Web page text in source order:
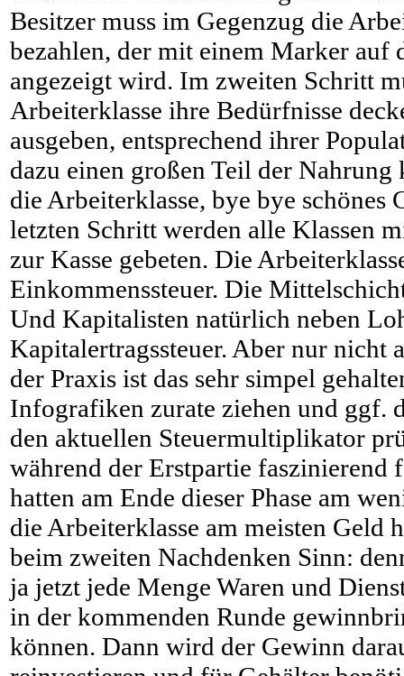
Besitzer muss im Gegenzug die
bezahlen, der mit einem Marker auf
angezeigt wird. Im zweiten Schritt
Arbeiterklasse ihre Bedürfnisse
ausgeben, entsprechend ihrer
dazu einen großen Teil der Nahrung
die Arbeiterklasse, bye bye schönes
letzten Schritt werden alle Klassen
zur Kasse gebeten. Die
Einkommenssteuer. Die
Und Kapitalisten natürlich neben
Kapitalertragssteuer. Aber nur nicht
der Praxis ist das sehr simpel
Infografiken zurate ziehen und ggf.
den aktuellen Steuermultiplikator
während der Erstpartie faszinierend
hatten am Ende dieser Phase am
die Arbeiterklasse am meisten Geld
beim zweiten Nachdenken Sinn:
ja jetzt jede Menge Waren und
in der kommenden Runde
können. Dann wird der Gewinn